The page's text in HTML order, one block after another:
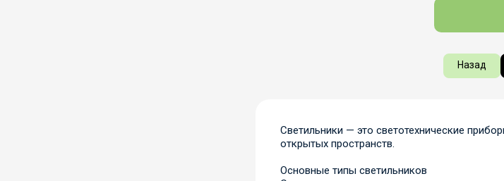
Назад
Светильники — это светотехнические
открытых пространств.
Основные типы светильников